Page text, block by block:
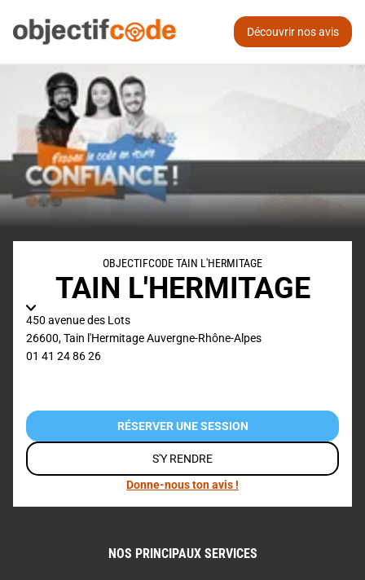
Découvrir nos avis
OBJECTIFCODE TAIN L'HERMITAGE
TAIN L'HERMITAGE
450 avenue des Lots
26600,Tain l'HermitageAuvergne-Rhône-Alpes
01 41 24 86 26
RÉSERVER UNE SESSION
S'Y RENDRE
Donne-nous ton avis !
NOS PRINCIPAUX SERVICES